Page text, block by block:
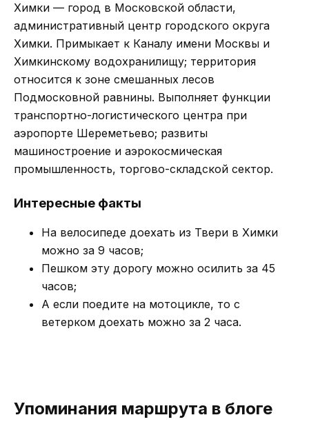
Химки — город в Московской области,
административный центр городского округа
Химки. Примыкает к Каналу имени Москвы и
Химкинскому водохранилищу; территория
относится к зоне смешанных лесов
Подмосковной равнины. Выполняет функции
транспортно-логистического центра при
аэропорте Шереметьево; развиты
машиностроение и аэрокосмическая
промышленность, торгово-складской сектор.
Интересные факты
На велосипеде доехать из Твери в Химки
можно за 9 часов;
Пешком эту дорогу можно осилить за 45
часов;
А если поедите на мотоцикле, то с
ветерком доехать можно за 2 часа.
Упоминания маршрута в блоге